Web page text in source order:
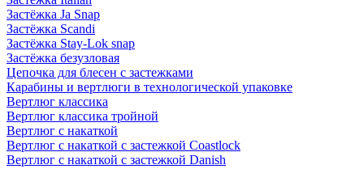
Застёжка Ja Snap
Застёжка Scandi
Застёжка Stay-Lok snap
Застёжка безузловая
Цепочка для блесен с застежками
Карабины и вертлюги в технологической упаковке
Вертлюг классика
Вертлюг классика тройной
Вертлюг с накаткой
Вертлюг с накаткой с застежкой Coastlock
Вертлюг с накаткой с застежкой Danish